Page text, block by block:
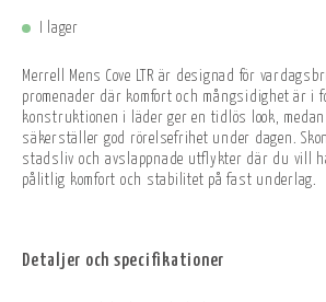
I lager
Merrell Mens Cove LTR är designad för
promenader där komfort och mångsidighet är i
konstruktionen i läder ger en tidlös look,
säkerställer god rörelsefrihet under dagen.
stadsliv och avslappnade utflykter där du vill
pålitlig komfort och stabilitet på fast underlag.
Detaljer och specifikationer